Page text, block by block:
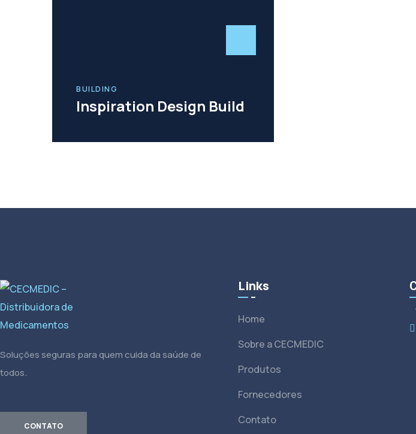
BUILDING
Inspiration Design Build
Soluções seguras para quem cuida da saúde de
todos.
CONTATO
Links
Home
Sobre a CECMEDIC
Produtos
Fornecedores
Contato